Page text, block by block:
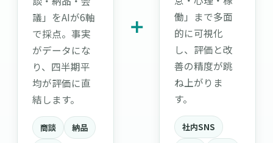
議」をAIが6軸
で採点。事実
がデータにな
り、四半期平
均が評価に直
結します。
商談
納品
＋
働」まで多面
的に可視化
し、評価と改
善の精度が跳
ね上がりま
す。
社内SNS